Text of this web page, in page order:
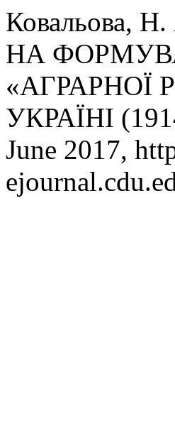
Ковальова,
НА
«АГРАРНОЇ
УКРАЇНІ
June 2017,